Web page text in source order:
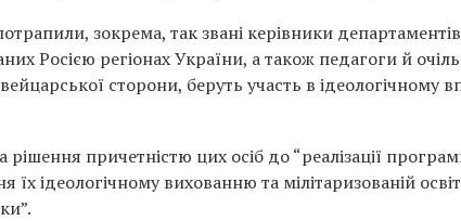
зокрема, так звані керівники
Росією регіонах України, а також педагоги й
сторони, беруть участь в ідеологічному
причетністю цих осіб до “реалізації
їх ідеологічному вихованню та мілітаризованій